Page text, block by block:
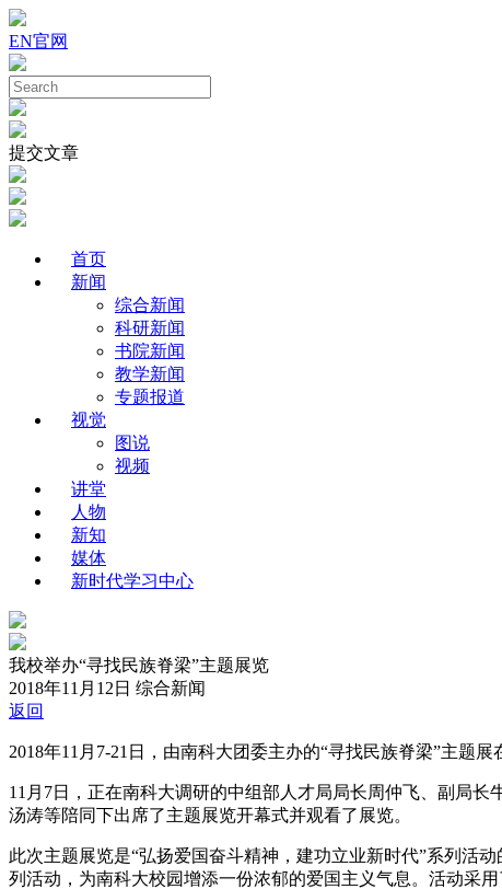
EN官网
提交文章
首页
新闻
综合新闻
科研新闻
书院新闻
教学新闻
专题报道
视觉
图说
视频
讲堂
人物
新知
媒体
新时代学习中心
我校举办“寻找民族脊梁”主题展览
2018年11月12日 综合新闻
返回
2018年11月7-21日，由南科大团委主办的“寻找民族脊梁”主题展
11月7日，正在南科大调研的中组部人才局局长周仲飞、副局
汤涛等陪同下出席了主题展览开幕式并观看了展览。
此次主题展览是“弘扬爱国奋斗精神，建功立业新时代”系列活
列活动，为南科大校园增添一份浓郁的爱国主义气息。活动采